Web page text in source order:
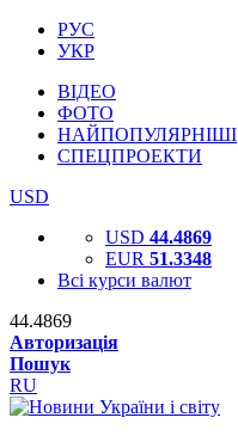
РУС
УКР
ВІДЕО
ФОТО
НАЙПОПУЛЯРНІШІ
СПЕЦПРОЕКТИ
USD
USD 44.4869
EUR 51.3348
Всі курси валют
44.4869
Авторизація
Пошук
RU